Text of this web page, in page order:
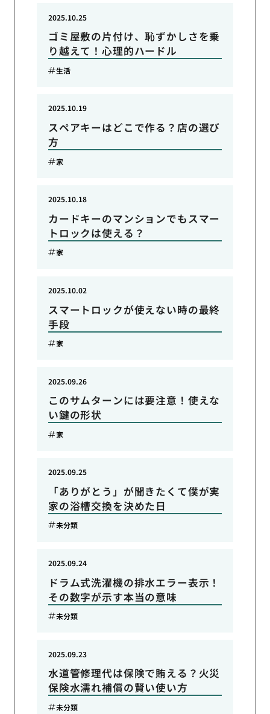
ゴミ屋敷の片付け、恥ずかしさを乗
り越えて！心理的ハードル
2025.10.25
生活
スペアキーはどこで作る？店の選び
方
2025.10.19
家
カードキーのマンションでもスマー
トロックは使える？
2025.10.18
家
スマートロックが使えない時の最終
手段
2025.10.02
家
このサムターンには要注意！使えな
い鍵の形状
2025.09.26
家
「ありがとう」が聞きたくて僕が実
家の浴槽交換を決めた日
2025.09.25
未分類
ドラム式洗濯機の排水エラー表示！
その数字が示す本当の意味
2025.09.24
未分類
水道管修理代は保険で賄える？火災
保険水濡れ補償の賢い使い方
2025.09.23
未分類